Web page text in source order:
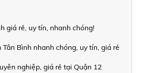
giá rẻ, uy tín, nhanh chóng!
Bình nhanh chóng, uy tín, giá rẻ
nghiệp, giá rẻ tại Quận 12